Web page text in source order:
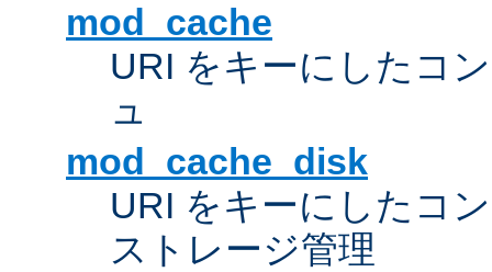
mod_cache
URI をキーにしたコ
ュ
mod_cache_disk
URI をキーにしたコ
ストレージ管理